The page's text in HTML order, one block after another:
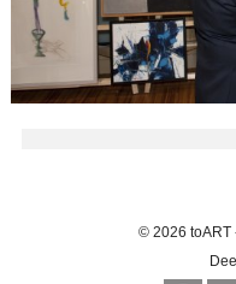
© 2026 toART